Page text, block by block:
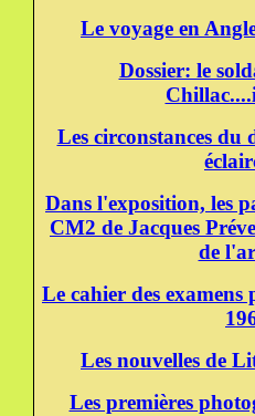
Le voyage en
Dossier: le
Les circonstances du
Dans l'exposition, les
CM2 de Jacques
de
Le cahier des examens
Les nouvelles de
Les premières